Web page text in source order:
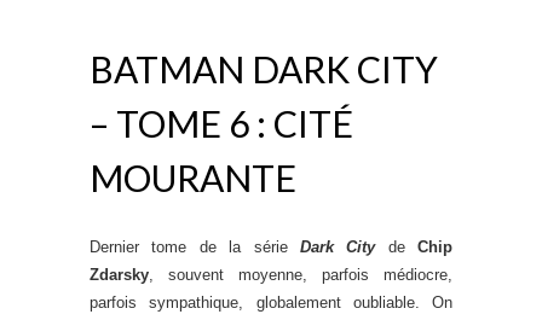
BATMAN DARK CITY
– TOME 6 : CITÉ
MOURANTE
Dernier tome de la série Dark Cityde Chip
Zdarsky, souvent moyenne, parfois médiocre,
parfois sympathique, globalement oubliable. On